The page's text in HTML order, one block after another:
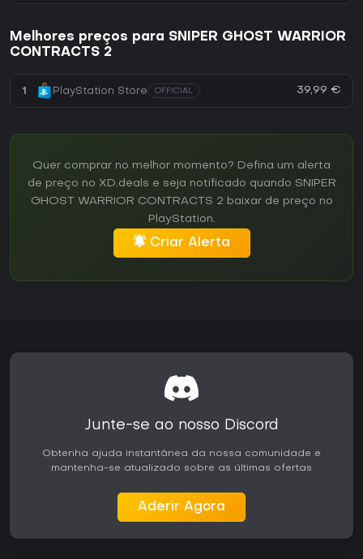
Melhores preços para SNIPER GHOST WARRIOR
CONTRACTS 2
1 PlayStation Store OFFICIAL 39,99 €
Quer comprar no melhor momento? Defina um alerta
de preço no XD.deals e seja notificado quando SNIPER
GHOST WARRIOR CONTRACTS 2 baixar de preço no
PlayStation.
Criar Alerta
Junte-se ao nosso Discord
Obtenha ajuda instantânea da nossa comunidade e
mantenha-se atualizado sobre as últimas ofertas
Aderir Agora